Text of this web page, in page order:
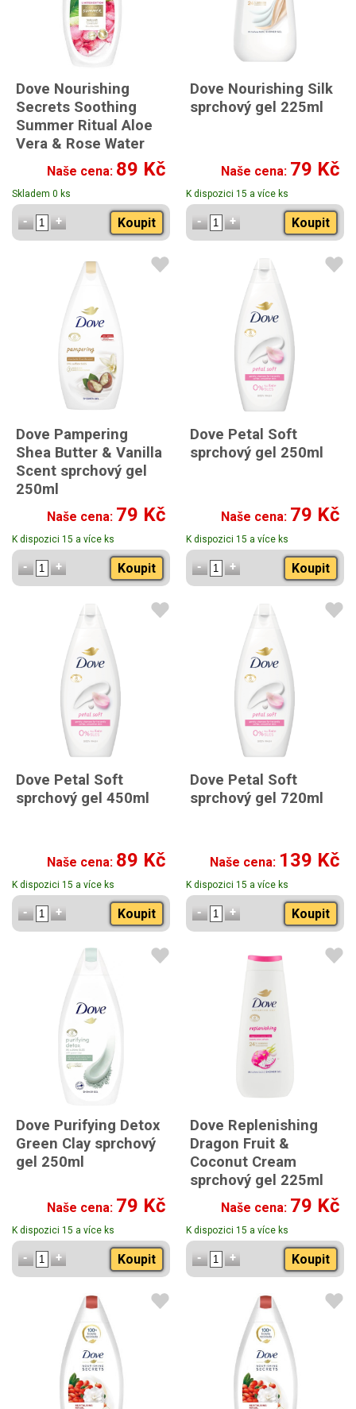
Dove Nourishing
Secrets Soothing
Summer Ritual Aloe
Vera & Rose Water
sprchový gel 500 ml
Naše cena: 89 Kč
Skladem 0 ks
Koupit
Dove Nourishing Silk
sprchový gel 225ml
Naše cena: 79 Kč
K dispozici 15 a více ks
Koupit
Dove Pampering
Shea Butter & Vanilla
Scent sprchový gel
250ml
Naše cena: 79 Kč
K dispozici 15 a více ks
Koupit
Dove Petal Soft
sprchový gel 250ml
Naše cena: 79 Kč
K dispozici 15 a více ks
Koupit
Dove Petal Soft
sprchový gel 450ml
Naše cena: 89 Kč
K dispozici 15 a více ks
Koupit
Dove Petal Soft
sprchový gel 720ml
Naše cena: 139 Kč
K dispozici 15 a více ks
Koupit
Dove Purifying Detox
Green Clay sprchový
gel 250ml
Naše cena: 79 Kč
K dispozici 15 a více ks
Koupit
Dove Replenishing
Dragon Fruit &
Coconut Cream
sprchový gel 225ml
s vůní dračího ovoce a
kokosuNaše cena: 79 Kč
K dispozici 15 a více ks
Koupit